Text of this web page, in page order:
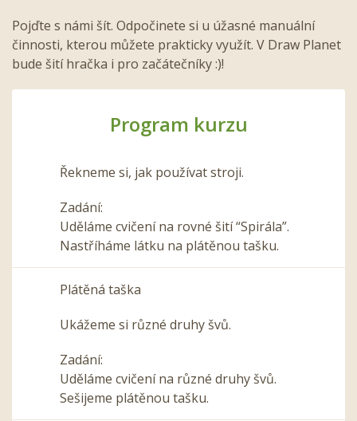
Pojďte s námi šít. Odpočinete si u úžasné manuální
činnosti, kterou můžete prakticky využít. V Draw Planet
bude šití hračka i pro začátečníky :)!
Program kurzu
Řekneme si, jak používat stroji.
Zadání:
Uděláme cvičení na rovné šití “Spirála”.
Nastříháme látku na plátěnou tašku.
Plátěná taška
Ukážeme si různé druhy švů.
Zadání:
Uděláme cvičení na různé druhy švů.
Sešijeme plátěnou tašku.